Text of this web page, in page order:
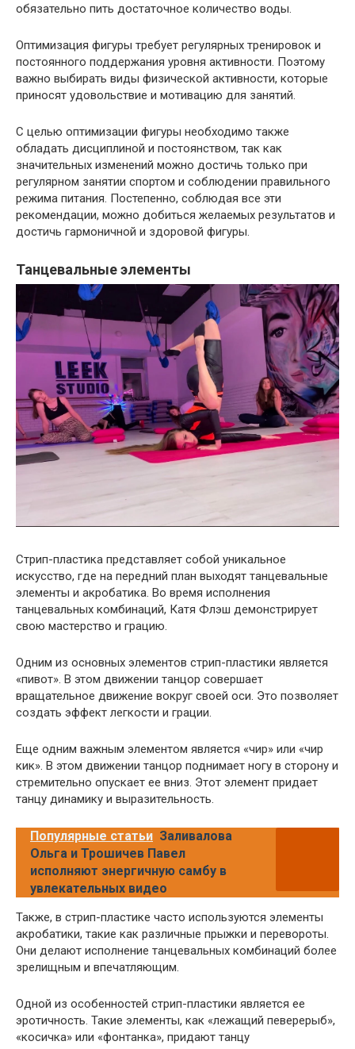
обязательно пить достаточное количество воды.
Оптимизация фигуры требует регулярных тренировок и
постоянного поддержания уровня активности. Поэтому
важно выбирать виды физической активности, которые
приносят удовольствие и мотивацию для занятий.
С целью оптимизации фигуры необходимо также
обладать дисциплиной и постоянством, так как
значительных изменений можно достичь только при
регулярном занятии спортом и соблюдении правильного
режима питания. Постепенно, соблюдая все эти
рекомендации, можно добиться желаемых результатов и
достичь гармоничной и здоровой фигуры.
Танцевальные элементы
Стрип-пластика представляет собой уникальное
искусство, где на передний план выходят танцевальные
элементы и акробатика. Во время исполнения
танцевальных комбинаций, Катя Флэш демонстрирует
свою мастерство и грацию.
Одним из основных элементов стрип-пластики является
«пивот». В этом движении танцор совершает
вращательное движение вокруг своей оси. Это позволяет
создать эффект легкости и грации.
Еще одним важным элементом является «чир» или «чир
кик». В этом движении танцор поднимает ногу в сторону и
стремительно опускает ее вниз. Этот элемент придает
танцу динамику и выразительность.
Популярные статьи Заливалова
Ольга и Трошичев Павел
исполняют энергичную самбу в
увлекательных видео
Также, в стрип-пластике часто используются элементы
акробатики, такие как различные прыжки и перевороты.
Они делают исполнение танцевальных комбинаций более
зрелищным и впечатляющим.
Одной из особенностей стрип-пластики является ее
эротичность. Такие элементы, как «лежащий певерерыб»,
«косичка» или «фонтанка», придают танцу